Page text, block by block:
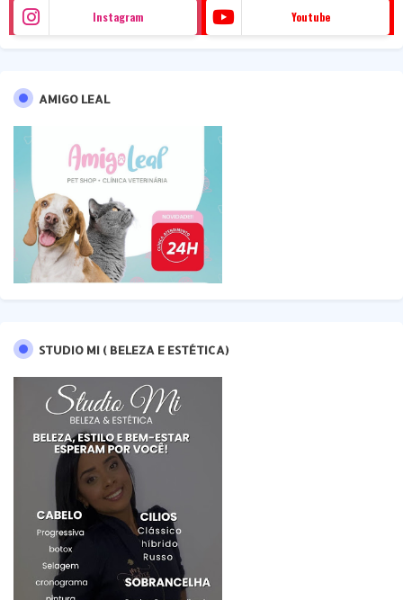
Instagram Youtube
AMIGO LEAL
STUDIO MI ( BELEZA E ESTÉTICA)